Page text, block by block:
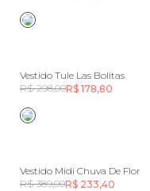
Vestido Tule Las Bolitas
R$ 298,00R$ 178,80
Vestido Midi Chuva De Flor
R$ 389,00R$ 233,40